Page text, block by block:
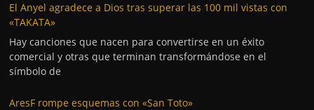
El Anyel agradece a Dios tras superar las 100 mil vistas con
«TAKATA»
Hay canciones que nacen para convertirse en un éxito
comercial y otras que terminan transformándose en el
símbolo de
AresF rompe esquemas con «San Toto»